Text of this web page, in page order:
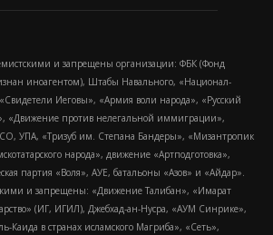
и запрещены организации: ФБК (Фонд
иноагентом), Штабы Навального, «Национал-
Иеговы», «Армия воли народа», «Русский
«Движение против нелегальной иммиграции»,
УПА, «Тризуб им. Степана Бандеры», «Мизантропик
народа», движение «Артподготовка»,
партия «Воля», АУЕ, батальоны «Азов» и «Айдар».
и запрещены: «Движение Талибан», «Имарат
(ИГ, ИГИЛ), Джебхад-ан-Нусра, «АУМ Синрике»,
Каида в странах исламского Магриба», «Сеть»,